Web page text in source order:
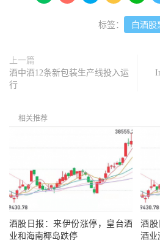
标签： 白酒股
上一篇
酒中酒12条新包装生产线投入运
行
相关推荐
酒股日报：来伊份涨停，皇台酒
业和海南椰岛跌停
酒股
酒业